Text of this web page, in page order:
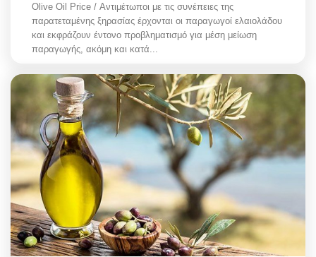
Mykonos Ticker TV
Health
Sustainability
In Pictures
Science & Tech
Aegean Islands
Olive Oil Price / Αντιμέτωποι με τις συνέπειες της
παρατεταμένης ξηρασίας έρχονται οι παραγωγοί ελαιολάδου
και εκφράζουν έντονο προβληματισμό για μέση μείωση
παραγωγής, ακόμη και κατά...